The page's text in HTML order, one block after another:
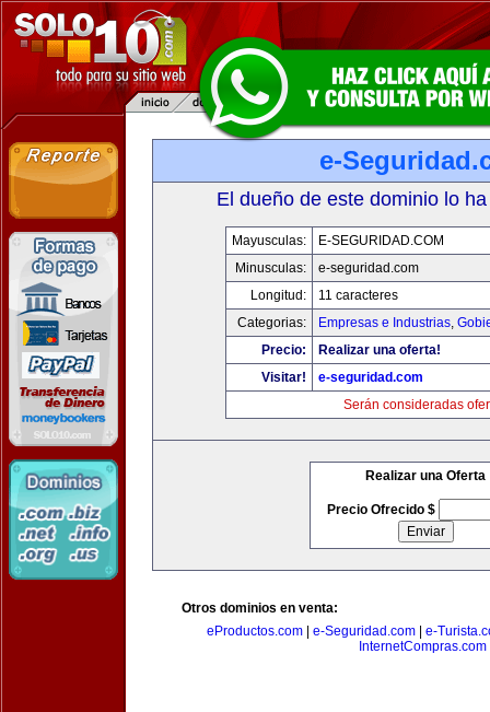
e-
El dueño de este dominio lo
Mayusculas:
E-SEGURIDAD.COM
Minusculas:
e-seguridad.com
Longitud:
11 caracteres
Categorias:
Empresas e Industrias,
Precio:
Realizar una oferta!
Visitar!
e-seguridad.com
Serán consideradas
Realizar una Oferta
Precio Ofrecido $
Otros dominios en venta:
eProductos.com
e-Seguridad.com
e-
InternetCompras.com